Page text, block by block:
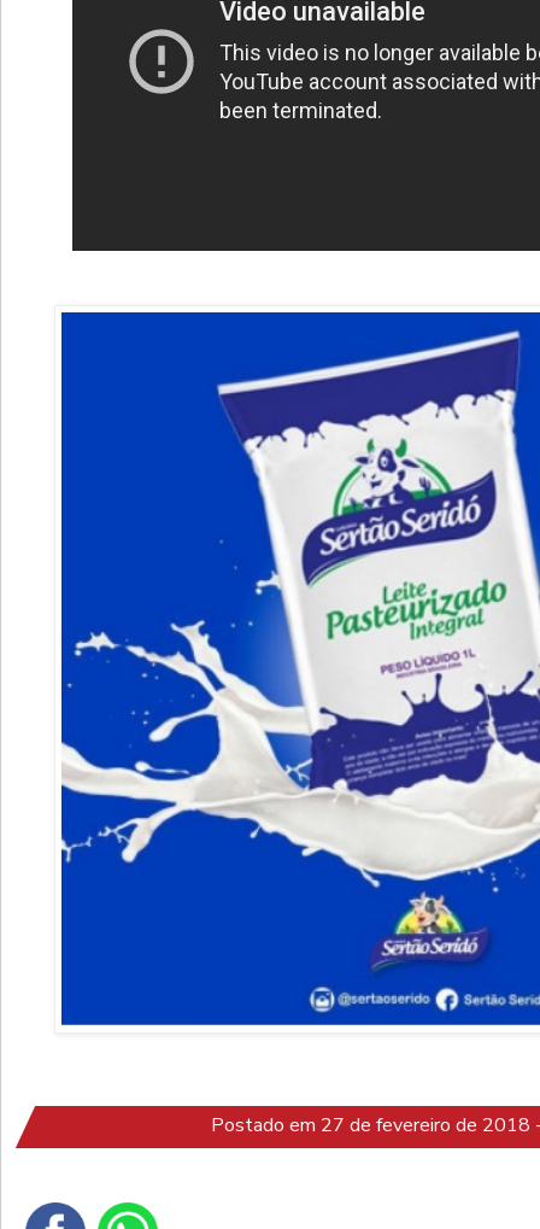
Postado em 27 de fevereiro de 2018